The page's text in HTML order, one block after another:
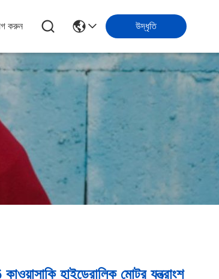
করুন উদ্ধৃতি
হাইড্রোলিক মোটর যন্ত্রাংশ